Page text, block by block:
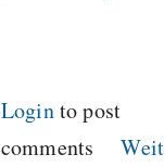
Loginto post
comments